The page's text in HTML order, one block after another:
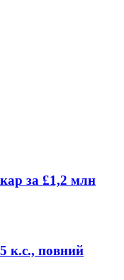
за £1,2 млн
к.с., повний